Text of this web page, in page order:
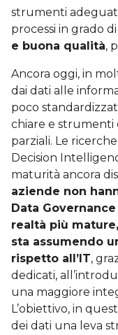
strumenti
processi in grado
e buona qualità,
Ancora oggi, in
dai dati alle
poco
chiare e strumenti
parziali. Le
Decision
maturità ancora
aziende non
Data
realtà più
sta assumendo
rispetto all’IT,
dedicati,
una maggiore
L’obiettivo, in
dei dati una leva